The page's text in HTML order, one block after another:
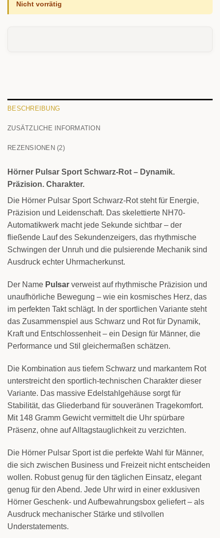
Nicht vorrätig
BESCHREIBUNG
ZUSÄTZLICHE INFORMATION
REZENSIONEN (2)
Hörner Pulsar Sport Schwarz-Rot – Dynamik.
Präzision. Charakter.
Die Hörner Pulsar Sport Schwarz-Rot steht für Energie,
Präzision und Leidenschaft. Das skelettierte NH70-
Automatikwerk macht jede Sekunde sichtbar – der
fließende Lauf des Sekundenzeigers, das rhythmische
Schwingen der Unruh und die pulsierende Mechanik sind
Ausdruck echter Uhrmacherkunst.
Der Name Pulsar verweist auf rhythmische Präzision und
unaufhörliche Bewegung – wie ein kosmisches Herz, das
im perfekten Takt schlägt. In der sportlichen Variante steht
das Zusammenspiel aus Schwarz und Rot für Dynamik,
Kraft und Entschlossenheit – ein Design für Männer, die
Performance und Stil gleichermaßen schätzen.
Die Kombination aus tiefem Schwarz und markantem Rot
unterstreicht den sportlich-technischen Charakter dieser
Variante. Das massive Edelstahlgehäuse sorgt für
Stabilität, das Gliederband für souveränen Tragekomfort.
Mit 148 Gramm Gewicht vermittelt die Uhr spürbare
Präsenz, ohne auf Alltagstauglichkeit zu verzichten.
Die Hörner Pulsar Sport ist die perfekte Wahl für Männer,
die sich zwischen Business und Freizeit nicht entscheiden
wollen. Robust genug für den täglichen Einsatz, elegant
genug für den Abend. Jede Uhr wird in einer exklusiven
Hörner Geschenk- und Aufbewahrungsbox geliefert – als
Ausdruck mechanischer Stärke und stilvollen
Understatements.